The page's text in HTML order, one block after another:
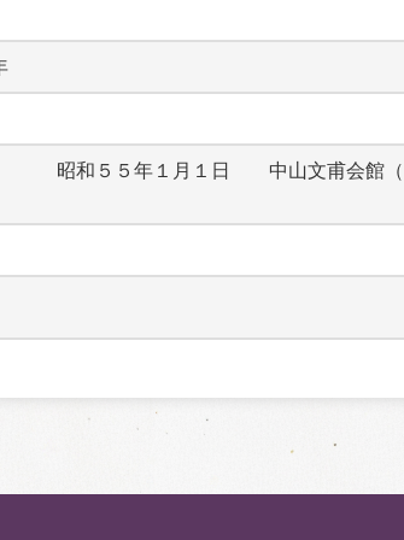
　　昭和５５年１月１日　　中山文甫会館